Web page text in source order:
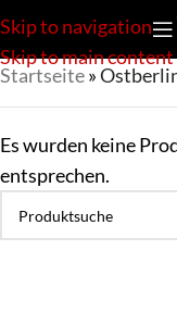
Skip to navigation
Skip to main content
Startseite»
Es wurden keine
entsprechen.